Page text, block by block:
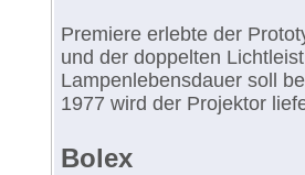
Premiere erlebte der
und der doppelten
Lampenlebensdauer soll
1977 wird der Projektor
Bolex